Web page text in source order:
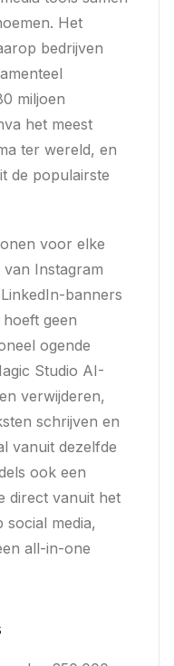
Het
bedrijven
miljoen
het meest
ter wereld, en
de populairste
voor elke
Instagram
banners
geen
ogende
Studio AI-
verwijderen,
schrijven en
vanuit dezelfde
ook een
direct vanuit het
media,
all-in-one